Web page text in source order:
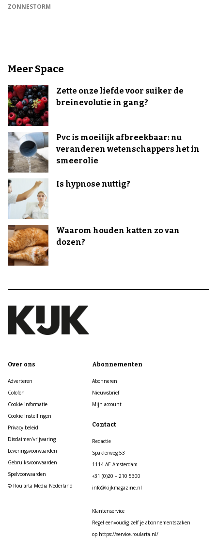
ZONNESTORM
Meer Space
Zette onze liefde voor suiker de
breinevolutie in gang?
Pvc is moeilijk afbreekbaar: nu
veranderen wetenschappers het in
smeerolie
Is hypnose nuttig?
Waarom houden katten zo van
dozen?
Over ons
Adverteren
Colofon
Cookie informatie
Cookie Instellingen
Privacy beleid
Disclaimer/vrijwaring
Leveringsvoorwaarden
Gebruiksvoorwaarden
Spelvoorwaarden
© Roularta Media Nederland
Abonnementen
Abonneren
Nieuwsbrief
Mijn account
Contact
Redactie
Spaklerweg 53
1114 AE Amsterdam
+31 (0)20 – 210 5300
info@kijkmagazine.nl
Klantenservice
Regel eenvoudig zelf je abonnementszaken
op https://service.roularta.nl/